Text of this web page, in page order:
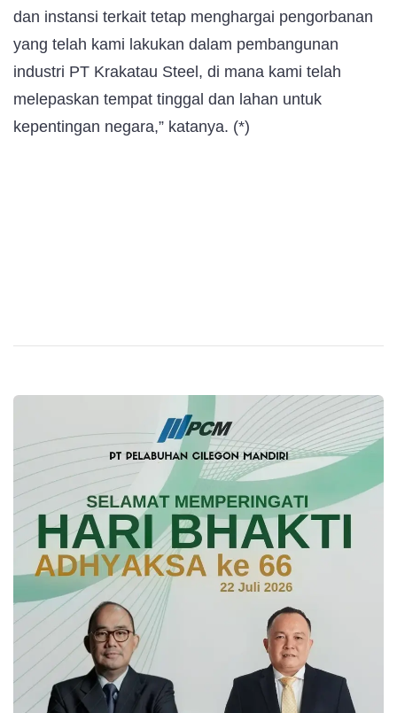
dan instansi terkait tetap menghargai pengorbanan
yang telah kami lakukan dalam pembangunan
industri PT Krakatau Steel, di mana kami telah
melepaskan tempat tinggal dan lahan untuk
kepentingan negara,” katanya. (*)